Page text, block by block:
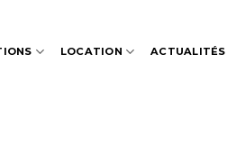
LOCATION ACTUALITÉS